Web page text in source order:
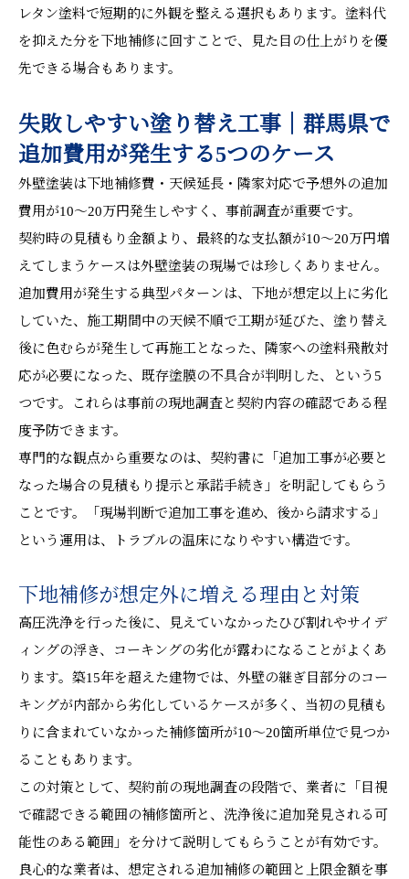
レタン塗料で短期的に外観を整える選択もあります。塗料代
を抑えた分を下地補修に回すことで、見た目の仕上がりを優
先できる場合もあります。
失敗しやすい塗り替え工事｜群馬県で
追加費用が発生する5つのケース
外壁塗装は下地補修費・天候延長・隣家対応で予想外の追加
費用が10〜20万円発生しやすく、事前調査が重要です。
契約時の見積もり金額より、最終的な支払額が10〜20万円増
えてしまうケースは外壁塗装の現場では珍しくありません。
追加費用が発生する典型パターンは、下地が想定以上に劣化
していた、施工期間中の天候不順で工期が延びた、塗り替え
後に色むらが発生して再施工となった、隣家への塗料飛散対
応が必要になった、既存塗膜の不具合が判明した、という5
つです。これらは事前の現地調査と契約内容の確認である程
度予防できます。
専門的な観点から重要なのは、契約書に「追加工事が必要と
なった場合の見積もり提示と承諾手続き」を明記してもらう
ことです。「現場判断で追加工事を進め、後から請求する」
という運用は、トラブルの温床になりやすい構造です。
下地補修が想定外に増える理由と対策
高圧洗浄を行った後に、見えていなかったひび割れやサイデ
ィングの浮き、コーキングの劣化が露わになることがよくあ
ります。築15年を超えた建物では、外壁の継ぎ目部分のコー
キングが内部から劣化しているケースが多く、当初の見積も
りに含まれていなかった補修箇所が10〜20箇所単位で見つか
ることもあります。
この対策として、契約前の現地調査の段階で、業者に「目視
で確認できる範囲の補修箇所と、洗浄後に追加発見される可
能性のある範囲」を分けて説明してもらうことが有効です。
良心的な業者は、想定される追加補修の範囲と上限金額を事